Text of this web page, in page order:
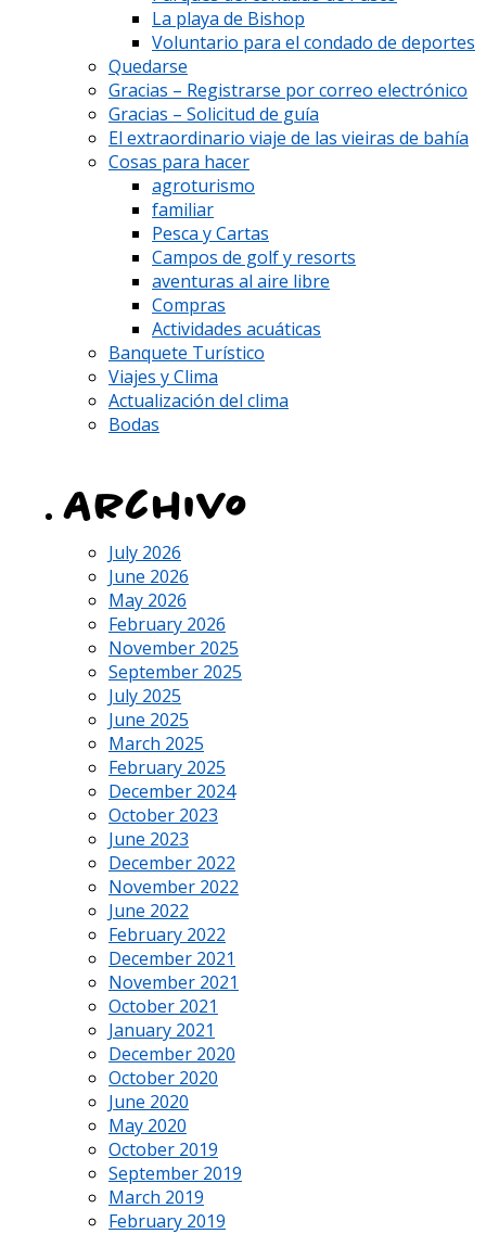
La playa de Bishop
Voluntario para el condado de deportes
Quedarse
Gracias – Registrarse por correo electrónico
Gracias – Solicitud de guía
El extraordinario viaje de las vieiras de bahía
Cosas para hacer
agroturismo
familiar
Pesca y Cartas
Campos de golf y resorts
aventuras al aire libre
Compras
Actividades acuáticas
Banquete Turístico
Viajes y Clima
Actualización del clima
Bodas
Archivo
July 2026
June 2026
May 2026
February 2026
November 2025
September 2025
July 2025
June 2025
March 2025
February 2025
December 2024
October 2023
June 2023
December 2022
November 2022
June 2022
February 2022
December 2021
November 2021
October 2021
January 2021
December 2020
October 2020
June 2020
May 2020
October 2019
September 2019
March 2019
February 2019